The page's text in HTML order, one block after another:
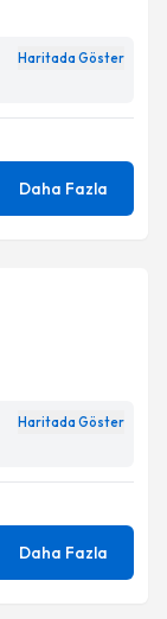
Haritada Göster
Daha Fazla
Haritada Göster
Daha Fazla